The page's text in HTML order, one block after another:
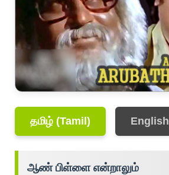
தமிழ் (Tamil) English
ஆண் பிள்ளை என்றாலும்